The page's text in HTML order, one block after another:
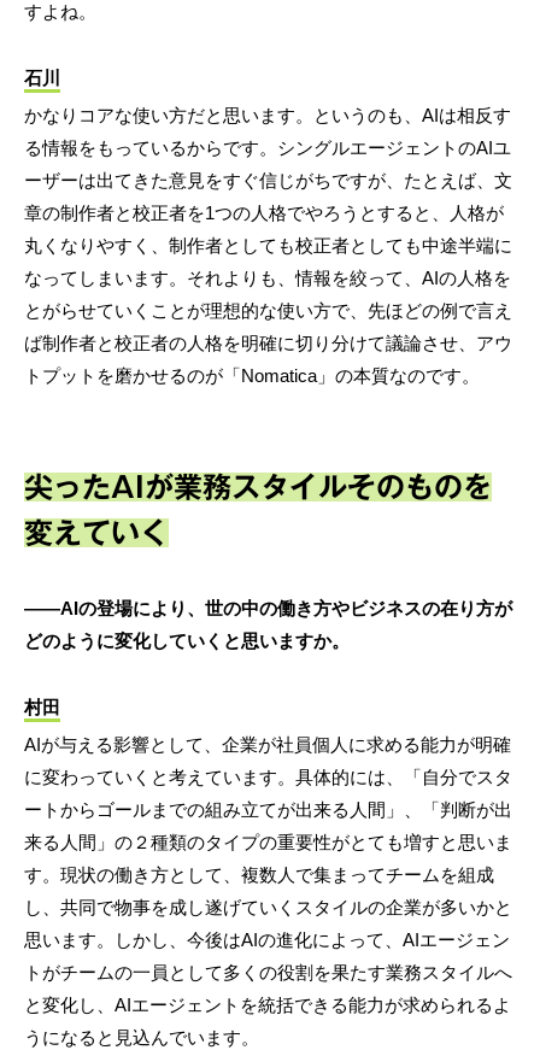
すよね。
石川
かなりコアな使い方だと思います。というのも、AIは相反す
る情報をもっているからです。シングルエージェントのAIユ
ーザーは出てきた意見をすぐ信じがちですが、たとえば、文
章の制作者と校正者を1つの人格でやろうとすると、人格が
丸くなりやすく、制作者としても校正者としても中途半端に
なってしまいます。それよりも、情報を絞って、AIの人格を
とがらせていくことが理想的な使い方で、先ほどの例で言え
ば制作者と校正者の人格を明確に切り分けて議論させ、アウ
トプットを磨かせるのが「Nomatica」の本質なのです。
尖ったAIが業務スタイルそのものを
変えていく
――AIの登場により、世の中の働き方やビジネスの在り方が
どのように変化していくと思いますか。
村田
AIが与える影響として、企業が社員個人に求める能力が明確
に変わっていくと考えています。具体的には、「自分でスタ
ートからゴールまでの組み立てが出来る人間」、「判断が出
来る人間」の２種類のタイプの重要性がとても増すと思いま
す。現状の働き方として、複数人で集まってチームを組成
し、共同で物事を成し遂げていくスタイルの企業が多いかと
思います。しかし、今後はAIの進化によって、AIエージェン
トがチームの一員として多くの役割を果たす業務スタイルへ
と変化し、AIエージェントを統括できる能力が求められるよ
うになると見込んでいます。